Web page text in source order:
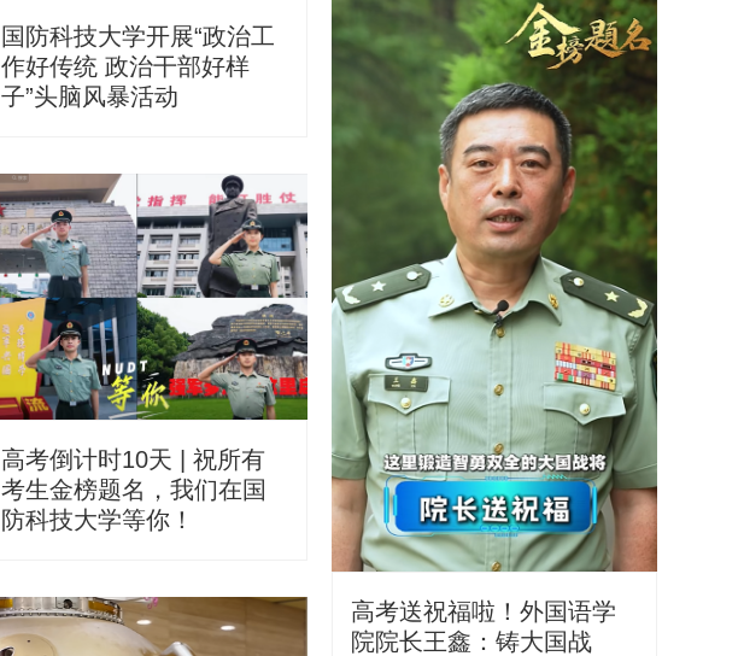
国防科技大学开展“政治工
作好传统 政治干部好样
子”头脑风暴活动
高考送祝福啦！外国语学
院院长王鑫：铸大国战
高考倒计时10天 | 祝所有
考生金榜题名，我们在国
防科技大学等你！